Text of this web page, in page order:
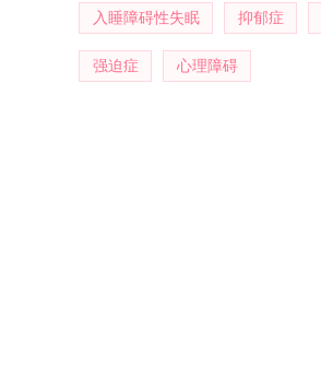
入睡障碍性失眠 抑郁症
强迫症 心理障碍